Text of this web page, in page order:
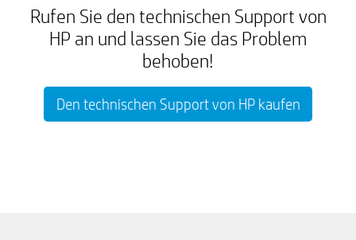
Rufen Sie den technischen Support von
HP an und lassen Sie das Problem
behoben!
Den technischen Support von HP kaufen